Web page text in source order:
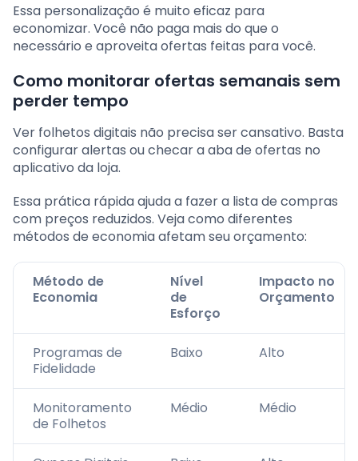
Essa personalização é muito eficaz para
economizar. Você não paga mais do que o
necessário e aproveita ofertas feitas para você.
Como monitorar ofertas semanais sem
perder tempo
Ver folhetos digitais não precisa ser cansativo. Basta
configurar alertas ou checar a aba de ofertas no
aplicativo da loja.
Essa prática rápida ajuda a fazer a lista de compras
com preços reduzidos. Veja como diferentes
métodos de economia afetam seu orçamento:
Método de
Economia
Nível
de
Esforço
Impacto no
Orçamento
Programas de
Fidelidade
Baixo Alto
Monitoramento
de Folhetos
Médio Médio